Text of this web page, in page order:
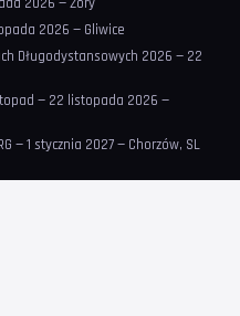
2026 — Żory
2026 — Gliwice
Długodystansowych 2026 — 22
— 22 listopada 2026 —
— 1 stycznia 2027 — Chorzów, SL